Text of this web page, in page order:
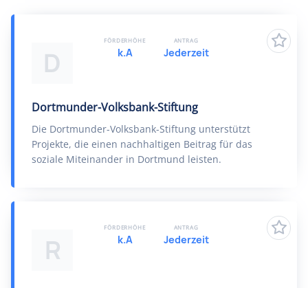
D
Dortmunder-Volksbank-Stiftung
Die Dortmunder-Volksbank-Stiftung unterstützt
Projekte, die einen nachhaltigen Beitrag für das
soziale Miteinander in Dortmund leisten.
FÖRDERHÖHE
k.A
ANTRAG
Jederzeit
R
FÖRDERHÖHE
k.A
ANTRAG
Jederzeit